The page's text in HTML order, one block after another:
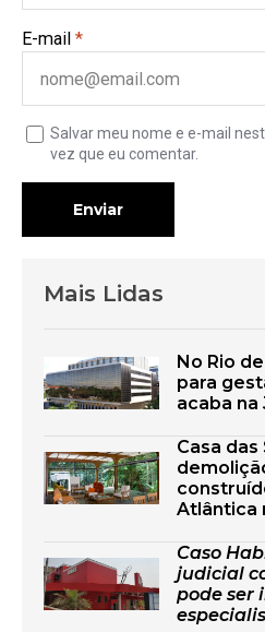
E-mail *
Salvar meu nome e e-mail
vez que eu comentar.
Enviar
Mais Lidas
No Rio
para
acaba na
Casa das
Atlântica
Caso
judicial
pode ser